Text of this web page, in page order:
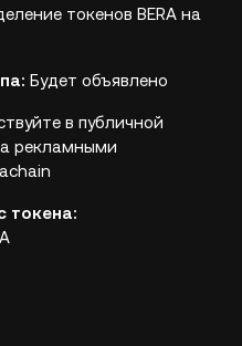
токенов BERA на
Будет объявлено
в публичной
рекламными
токена: